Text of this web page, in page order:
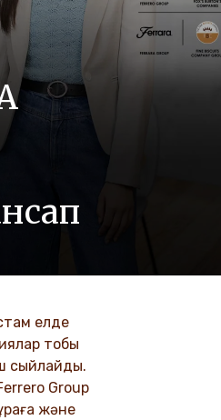
MORE
елде
тобы
сыйлайды.
Group
және